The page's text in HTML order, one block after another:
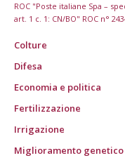
ROC "Poste italiane Spa –
art. 1 c. 1: CN/BO" ROC n°
Colture
Difesa
Economia e politica
Fertilizzazione
Irrigazione
Miglioramento genetico